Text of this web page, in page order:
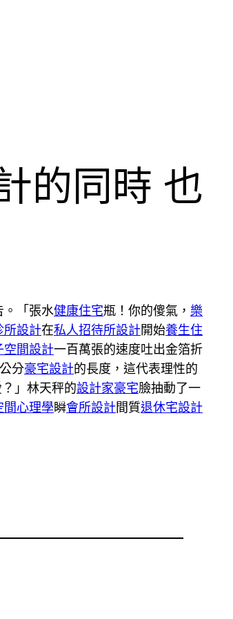
的同時 也
。「張水健康住宅瓶！你的傻氣， 樂
所設計在私人招待所設計開始養生住
空間設計一百萬張的速度吐出金箔折
分豪宅設計的長度，這代表理性的
」林天秤的設計家豪宅臉抽動了一
間心理學瞬會所設計間質退休宅設計